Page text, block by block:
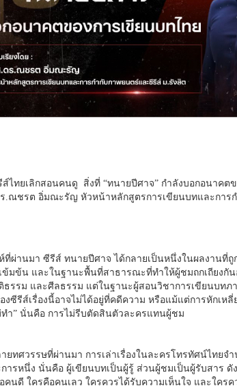
ส์ไทยเลิกสอนคนดู สิ่งที่ “ทนายปีศาจ” กำลังบอกอนาคต
ร.ณชรต อิ่มณะรัญ หัวหน้าหลักสูตรการเขียนบทและการ
ผ่านมา ซีรีส์ ทนายปีศาจ ได้กลายเป็นหนึ่งในผลงานที่ถู
มข้น และในฐานะพื้นที่สาธารณะที่ทำให้ผู้ชมถกเถียงกันอ
ธรรม และศีลธรรม แต่ในฐานะผู้สอนวิชาการเขียนบทภ
ซีรีส์เรื่องนี้อาจไม่ได้อยู่ที่คดีความ หรือแม้แต่การหักเห
ทำ” นั่นคือ การไม่รีบตัดสินตัวละครแทนผู้ชม
ยทศวรรษที่ผ่านมา การเล่าเรื่องในละครโทรทัศน์ไทยจ
ารหนึ่ง นั่นคือ ผู้เขียนบทเป็นผู้รู้ ส่วนผู้ชมเป็นผู้รับสาร ดั
คนดี ใครคือคนเลว ใครควรได้รับความเห็นใจ และใครค